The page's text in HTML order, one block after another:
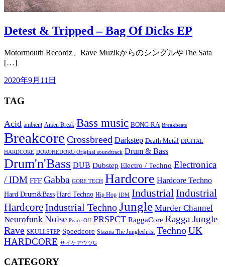
Detest & Tripped – Bag Of Dicks EP
Motormouth Recordz、Rave MuzikからのシングルやThe Sata
[…]
2020年9月11日
TAG
Acid ambient Amen Break Bass music BONG-RA Breakbeats
Breakcore Crossbreed Darkstep Death Metal DIGITAL
HARDCORE DOROHEDORO Original soundtrack Drum & Bass
Drum'n'Bass DUB Dubstep Electro / Techno Electronica
/ IDM FFF Gabba GORE TECH Hardcore Hardcore Techno
Hard Drum&Bass Hard Techno Hip Hop IDM Industrial Industrial
HardcoreIndustrial TechnoJungle Murder Channel
Neurofunk Noise Peace Off PRSPCT RaggaCore Ragga Jungle
Rave SKULLSTEP Speedcore Stazma The Junglechrist TechnoUK
HARDCORE サイケアウツG
CATEGORY